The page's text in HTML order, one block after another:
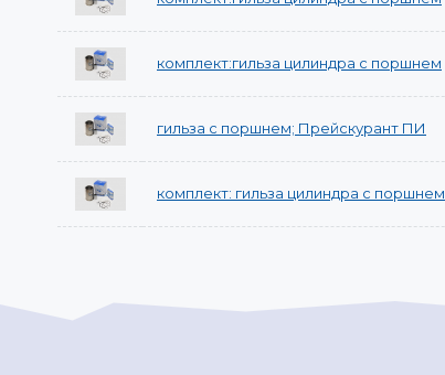
комплект:гильза цилиндра с поршнем
гильза с поршнем; Прейскурант ПИ
комплект: гильза цилиндра с поршнем